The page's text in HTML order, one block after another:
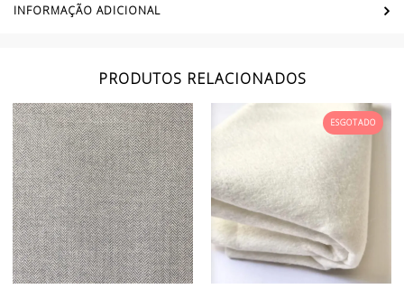
INFORMAÇÃO ADICIONAL
PRODUTOS RELACIONADOS
ESGOTADO